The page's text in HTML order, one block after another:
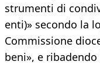
strumenti di
enti)» secondo la
Commissione
beni», e